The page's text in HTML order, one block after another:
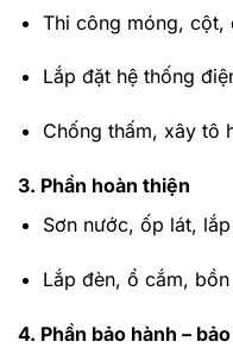
Thi công móng, cột,
Lắp đặt hệ thống
Chống thấm, xây tô
3. Phần hoàn thiện
Sơn nước, ốp lát,
Lắp đèn, ổ cắm,
4. Phần bảo hành –